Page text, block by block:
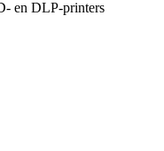
en DLP-printers